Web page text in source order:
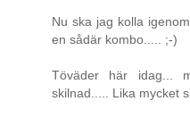
Nu ska jag kolla
en sådär kombo..... ;-)
Töväder här idag...
skilnad..... Lika mycket